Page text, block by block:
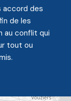
accord des
de les
au conflit qui
tout ou